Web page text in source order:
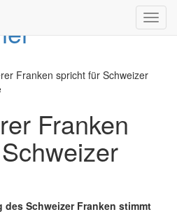
Franken spricht für Schweizer
Franken
Schweizer Franken stimmt